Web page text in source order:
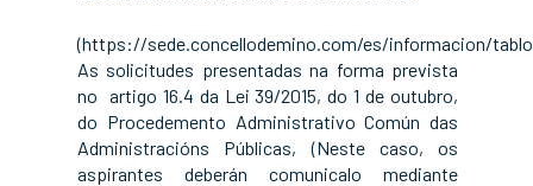
(https://sede.concellodemino.com/es/informacion/
As solicitudes presentadas na forma prevista
no artigo 16.4 da Lei 39/2015, do 1 de outubro,
do Procedemento Administrativo Común das
Administracións Públicas, (Neste caso, os
aspirantes deberán comunicalo mediante